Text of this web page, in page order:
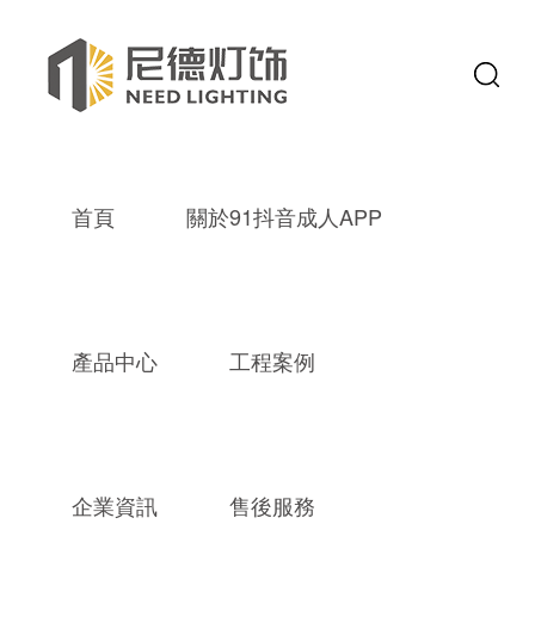
首頁 關於91抖音成人APP
產品中心 工程案例
企業資訊 售後服務
熱門關鍵詞： 成品抖音短视频裝飾燈